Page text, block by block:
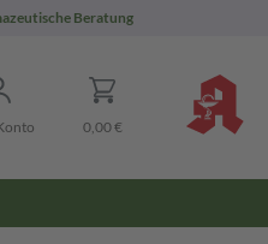
Beratung
0,00 €